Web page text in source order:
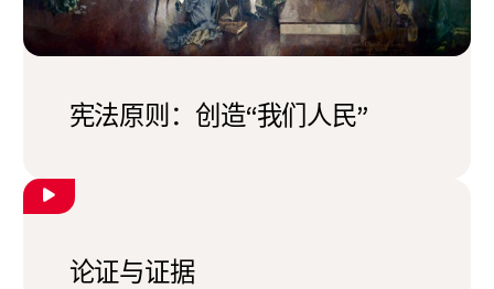
宪法原则：创造“我们人民”
论证与证据